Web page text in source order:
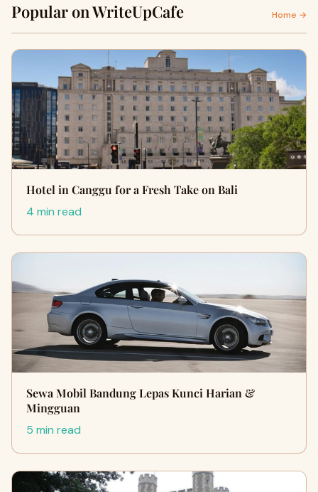
Popular on WriteUpCafe Home →
Hotel in Canggu for a Fresh Take on Bali
4 min read
Sewa Mobil Bandung Lepas Kunci Harian &
Mingguan
5 min read